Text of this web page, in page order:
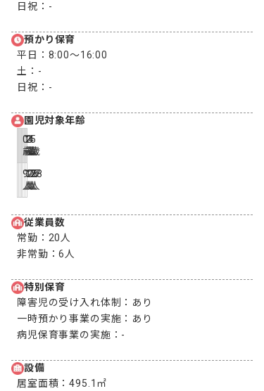
日祝： -
預かり保育
平日： 8:00〜16:00
土： -
日祝： -
園児対象年齢
0
歳
1
歳
2
歳
3
歳
4
歳
5
歳
9
人
12
人
18
人
26
人
27
人
28
人
従業員数
常勤： 20人
非常勤：6人
特別保育
障害児の受け入れ体制： あり
一時預かり事業の実施： あり
病児保育事業の実施： -
設備
居室面積：495.1㎡